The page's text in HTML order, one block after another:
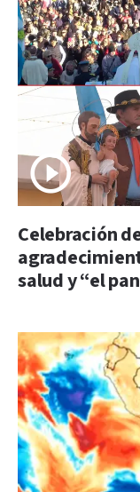
Celebración
salud y “el